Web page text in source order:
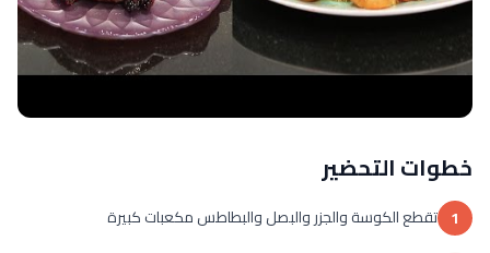
خطوات التحضير
1 تقطع الكوسة والجزر والبصل والبطاطس مكعبات كبيرة